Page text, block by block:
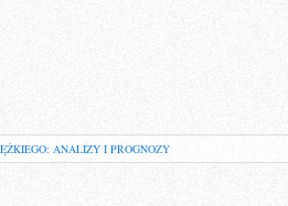
ANALIZY I PROGNOZY